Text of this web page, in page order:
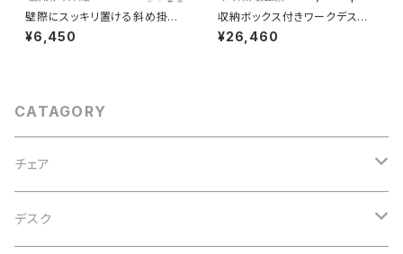
壁際にスッキリ置ける斜め掛け
ハンガーラック 木製 傾斜ハンガ
ー スラントハンガー オフィス 書
インテリア
¥6,450
収納ボックス付きワークデスク
シンプルでしっかり収納できるデ
スク 机上ラック 引き出し2杯付
¥26,460
CATAGORY
チェア
オフィスチェア
デスク